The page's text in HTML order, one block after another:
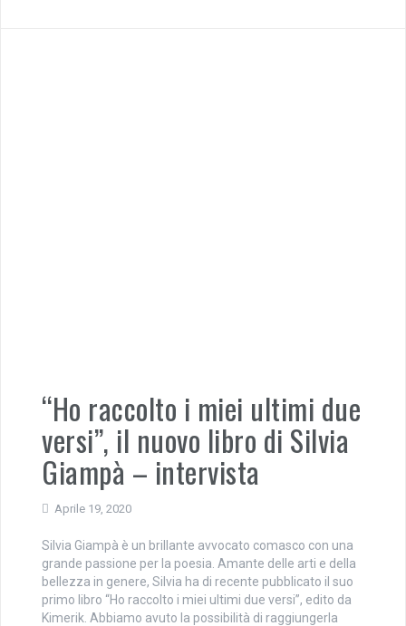
“Ho raccolto i miei ultimi due
versi”, il nuovo libro di Silvia
Giampà – intervista
Aprile 19, 2020
Silvia Giampà è un brillante avvocato comasco con una
grande passione per la poesia. Amante delle arti e della
bellezza in genere, Silvia ha di recente pubblicato il suo
primo libro “Ho raccolto i miei ultimi due versi”, edito da
Kimerik. Abbiamo avuto la possibilità di raggiungerla